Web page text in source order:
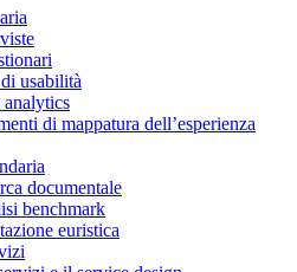
usabilità
di mappatura dell’esperienza
documentale
benchmark
euristica